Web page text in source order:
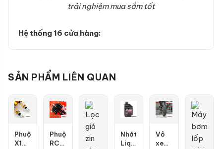
trải nghiệm mua sắm tốt
Hệ thống 16 cửa hàng:
SẢN PHẨM LIÊN QUAN
Phuộc
X1R
Phuộc
RCB
Nhớt
Liqui
Vỏ
xe